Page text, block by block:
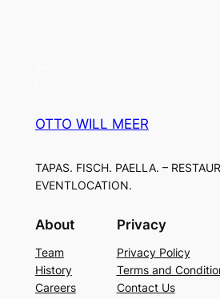
OTTO WILL MEER
TAPAS. FISCH. PAELLA. –
EVENTLOCATION.
About
Team
History
Careers
Privacy
Privacy Policy
Terms and
Contact Us